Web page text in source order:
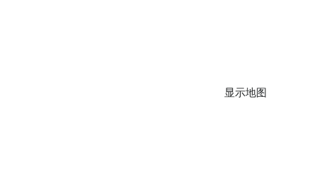
显示地图